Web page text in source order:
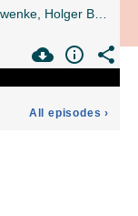
All episodes ›